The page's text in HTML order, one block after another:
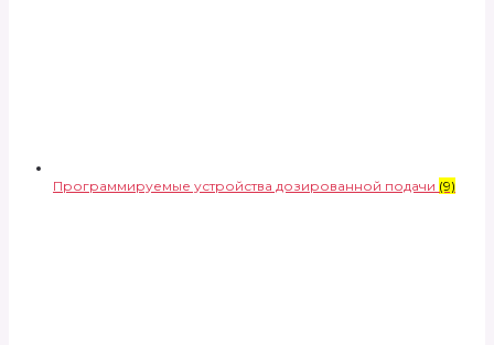
Программируемые устройства дозированной подачи (9)